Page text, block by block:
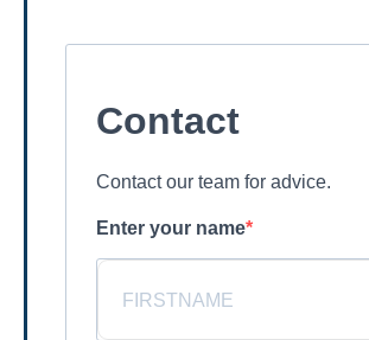
Contact
Contact our team for advice.
Enter your name